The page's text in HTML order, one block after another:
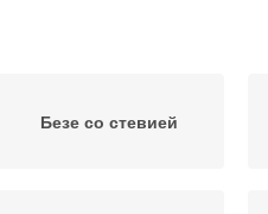
Безе со стевией